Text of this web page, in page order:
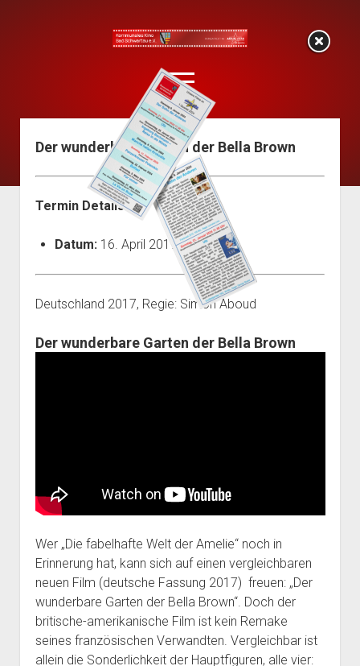
KOKI
Schwartau
open
menu
Start
Programm
KoKi-Flyer (Programmheft)
Filmarchiv
Mitglied werden
Über uns
open
dropdown
menu
Der Vorstand
Pressearchiv
Der wunderbare Garten der Bella Brown
Termin Details
Datum: 16. April 2019
Deutschland 2017, Regie: Simon Aboud
Der wunderbare Garten der Bella Brown
Wer „Die fabelhafte Welt der Amelie“ noch in
Erinnerung hat, kann sich auf einen vergleichbaren
neuen Film (deutsche Fassung 2017) freuen: „Der
wunderbare Garten der Bella Brown“. Doch der
britische-amerikanische Film ist kein Remake
seines französischen Verwandten. Vergleichbar ist
allein die Sonderlichkeit der Hauptfiguren, alle vier: